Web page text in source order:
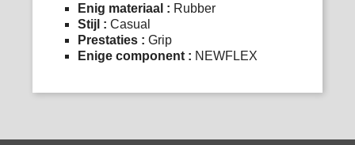
Enig materiaal : Rubber
Stijl : Casual
Prestaties : Grip
Enige component : NEWFLEX